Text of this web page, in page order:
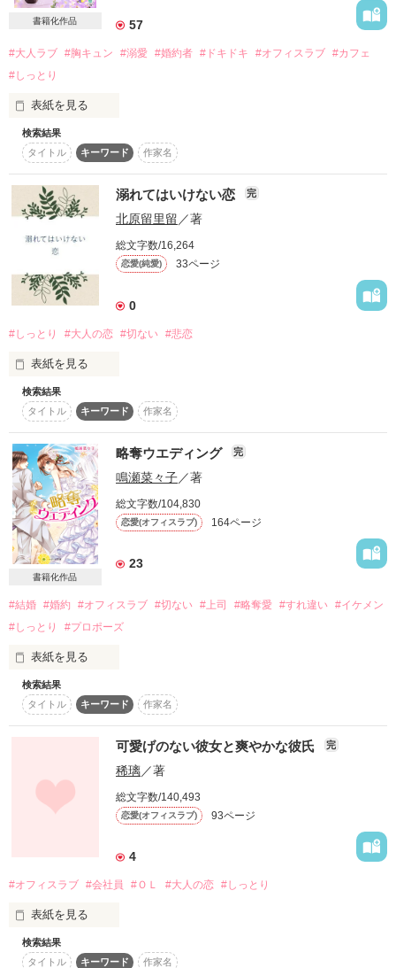
大正時代をイメージしておりますが、
本作はフィクションです。
Rシーンはベリカ向けに修正してあります。
あらかじめご了承ください。
※翠華ななこ名義で他サイトに掲載中の場合があります。
※人物イラストはイラストAC様よりお借りしています。
2025.09.28 完結
2026.05 タイトル変更しました
作品を読む
～　お楽しみいただければ幸いです　～
書籍化作品 57
#大人ラブ #胸キュン #溺愛 #婚約者 #ドキドキ #オフィスラブ #カフェ
#しっとり
表紙を見る
「 ブレンドをひとつ 」
──閉店間際の午後七時半
彼は窓際、お決まりの席で
コーヒーカップに口付ける
*:.｡. .｡.:*:.｡. .｡.:*:.｡. .｡.:*:.｡. .｡.:*
小さなカフェで起きた
甘くて苦い、恋のお話
*:.｡. .｡.:*:.｡. .｡.:*:.｡. .｡.:*:.｡. .｡.:*
2019年8月に、マカロン文庫から
電子書籍化されます。
書籍は【小春りん】名義となります。
どうぞ、よろしくお願いいたします。
作品を読む
検索結果
タイトル
キーワード 作家名
溺れてはいけない恋 完
北原留里留 ／著
総文字数/16,264
恋愛(純愛) 33ページ
0
#しっとり #大人の恋 #切ない #悲恋
表紙を見る
二人にとって
求め合うことを
急ぐ必要はなく
時間はかかったが
肌の温もりを共有しながら
語り合う夜が増えた
検索結果
タイトル
キーワード 作家名
書籍化作品
略奪ウエディング 完
鳴瀬菜々子／著
総文字数/104,830
恋愛(オフィスラブ) 164ページ
23
#結婚 #婚約 #オフィスラブ #切ない #上司 #略奪愛 #すれ違い #イケメン
#しっとり
#プロポーズ
表紙を見る
∴｡ﾟ**ﾟ｡∵｡ﾟ**ﾟ｡∴｡ﾟ**ﾟ｡∵｡ﾟ**ﾟ｡∴∴｡ﾟ**ﾟ｡∵｡ﾟ**ﾟ｡∴｡ﾟ**ﾟ｡∵｡ﾟ
**ﾟ｡∴
ずっと、夢見ていた
――私に、触れてほしい
その、細く長い指先で
甘く、優しく、肌を撫でて
『梨乃…。君が、好きだよ』…
――強く願う気持ちは次第に溢れ涙とともに零れ落ちる――
検索結果
タイトル
キーワード 作家名
可愛げのない彼女と爽やかな彼氏 完
稀璃／著
総文字数/140,493
恋愛(オフィスラブ) 93ページ
4
#オフィスラブ #会社員 #ＯＬ #大人の恋 #しっとり
表紙を見る
可愛げのない女
進藤奈南美33歳
検索結果
タイトル
キーワード 作家名